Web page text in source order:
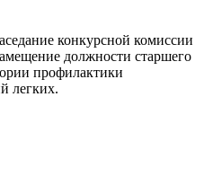
конкурсной комиссии
должности старшего
профилактики
легких.